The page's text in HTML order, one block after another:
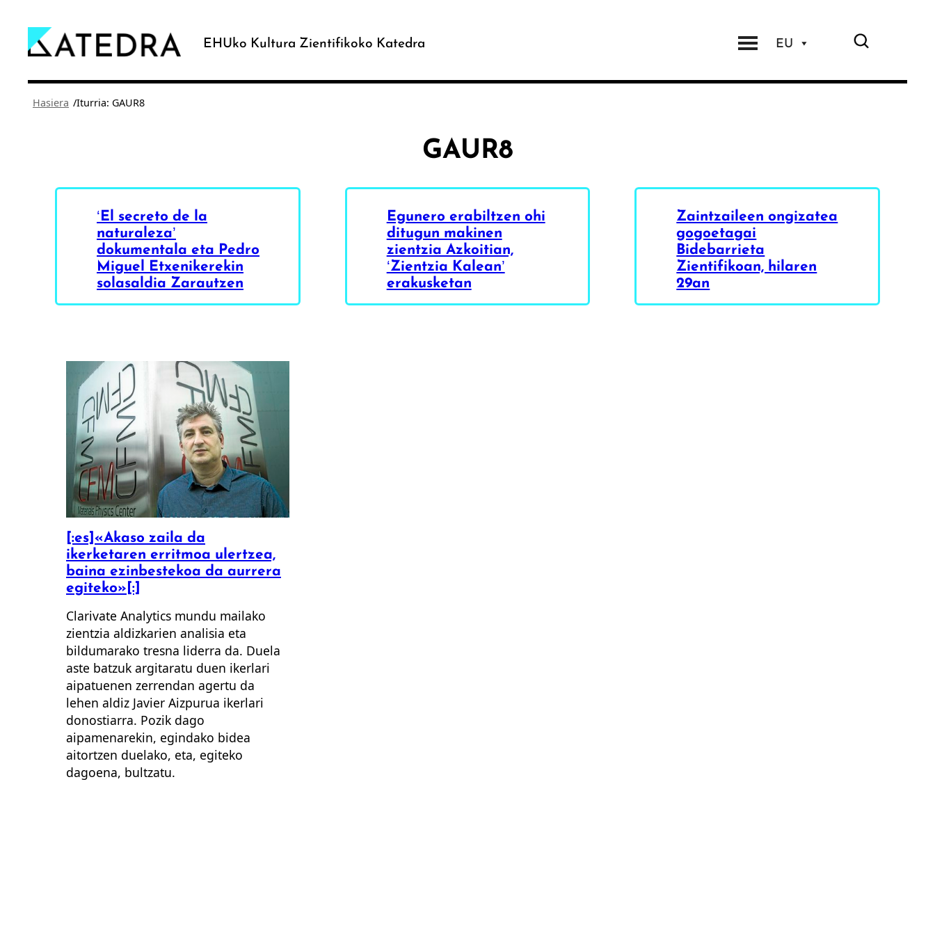
edukira
EHUko Kultura Zientifikoko Katedra EU
Hasiera /Iturria: GAUR8
GAUR8
‘El secreto de la
naturaleza’
dokumentala eta Pedro
Miguel Etxenikerekin
solasaldia Zarautzen
Egunero erabiltzen ohi
ditugun makinen
zientzia Azkoitian,
‘Zientzia Kalean’
erakusketan
Zaintzaileen ongizatea
gogoetagai
Bidebarrieta
Zientifikoan, hilaren
29an
[:es]«Akaso zaila da
ikerketaren erritmoa ulertzea,
baina ezinbestekoa da aurrera
egiteko»[:]
Clarivate Analytics mundu mailako
zientzia aldizkarien analisia eta
bildumarako tresna liderra da. Duela
aste batzuk argitaratu duen ikerlari
aipatuenen zerrendan agertu da
lehen aldiz Javier Aizpurua ikerlari
donostiarra. Pozik dago
aipamenarekin, egindako bidea
aitortzen duelako, eta, egiteko
dagoena, bultzatu.